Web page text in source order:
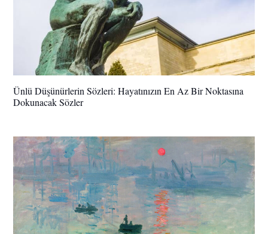
Ünlü Düşünürlerin Sözleri: Hayatınızın En Az Bir Noktasına
Dokunacak Sözler